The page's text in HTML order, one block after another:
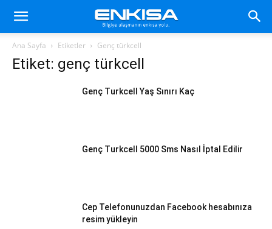
Ana Sayfa Etiketler Genç türkcell
Etiket: genç türkcell
Genç Turkcell Yaş Sınırı Kaç
Genç Turkcell 5000 Sms Nasıl İptal Edilir
Cep Telefonunuzdan Facebook hesabınıza
resim yükleyin